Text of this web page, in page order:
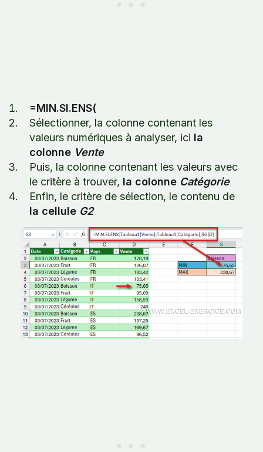
=MIN.SI.ENS(
Sélectionner, la colonne contenant les
valeurs numériques à analyser, ici la
colonne Vente
Puis, la colonne contenant les valeurs avec
le critère à trouver, la colonne Catégorie
Enfin, le critère de sélection, le contenu de
la cellule G2